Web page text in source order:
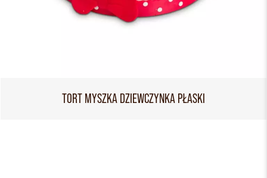
TORT MYSZKA DZIEWCZYNKA PŁASKI